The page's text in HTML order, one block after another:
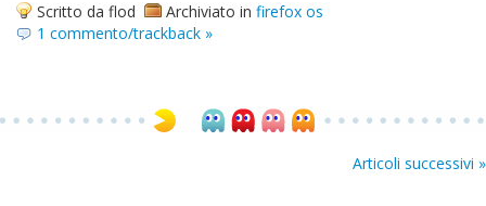
Scritto da flod Archiviato in firefox os
1 commento/trackback »
Articoli successivi »